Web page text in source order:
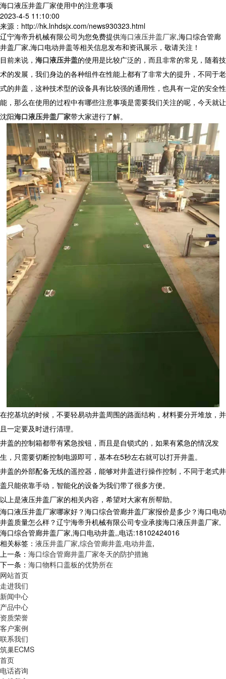
海口液压井盖厂家使用中的注意事项
2023-4-5 11:10:00
来源：http://hk.lnhdsjx.com/news930323.html
辽宁海帝升机械有限公司为您免费提供海口液压井盖厂家,海口综合管廊
井盖厂家,海口电动井盖等相关信息发布和资讯展示，敬请关注！
目前来说， 海口液压井盖的使用是比较广泛的，而且非常的常见，随着技
术的发展，我们身边的各种组件在性能上都有了非常大的提升，不同于老
式的井盖，这种技术型的设备具有比较强的通用性，也具有一定的安全性
能，那么在使用的过程中有哪些注意事项是需要我们关注的呢，今天就让
沈阳海口液压井盖厂家带大家进行了解。
在挖基坑的时候，不要轻易动井盖周围的路面结构，材料要分开堆放，并
且一定要及时进行清理。
井盖的控制箱都带有紧急按钮，而且是自锁式的，如果有紧急的情况发
生，只需要切断控制电源即可，基本在5秒左右就可以打开井盖。
井盖的外部配备无线的遥控器，能够对井盖进行操作控制，不同于老式井
盖只能依靠手动，智能化的设备为我们带了很多方便。
以上是液压井盖厂家的相关内容，希望对大家有所帮助。
海口液压井盖厂家哪家好？海口综合管廊井盖厂家报价是多少？海口电动
井盖质量怎么样？辽宁海帝升机械有限公司专业承接海口液压井盖厂家,
海口综合管廊井盖厂家,海口电动井盖,,电话:18102424016
相关标签： 液压井盖厂家,综合管廊井盖,电动井盖,
上一条： 海口综合管廊井盖厂家冬天的防护措施
下一条： 海口物料口盖板的优势所在
网站首页
走进我们
新闻中心
产品中心
资质荣誉
客户案例
联系我们
筑巢ECMS
首页
电话咨询